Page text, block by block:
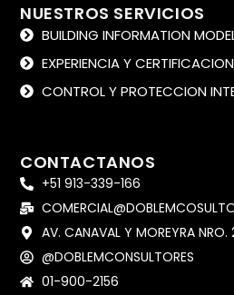
NUESTROS SERVICIOS
BUILDING INFORMATION
EXPERIENCIA Y
CONTROL Y PROTECCION
CONTACTANOS
+51 913-339-166
AV. CANAVAL Y MOREYRA
@DOBLEMCONSULTORES
01-900-2156